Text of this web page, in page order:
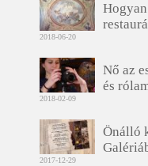
2018-06-20
Nő az
és
2018-02-09
Önálló
2017-12-29